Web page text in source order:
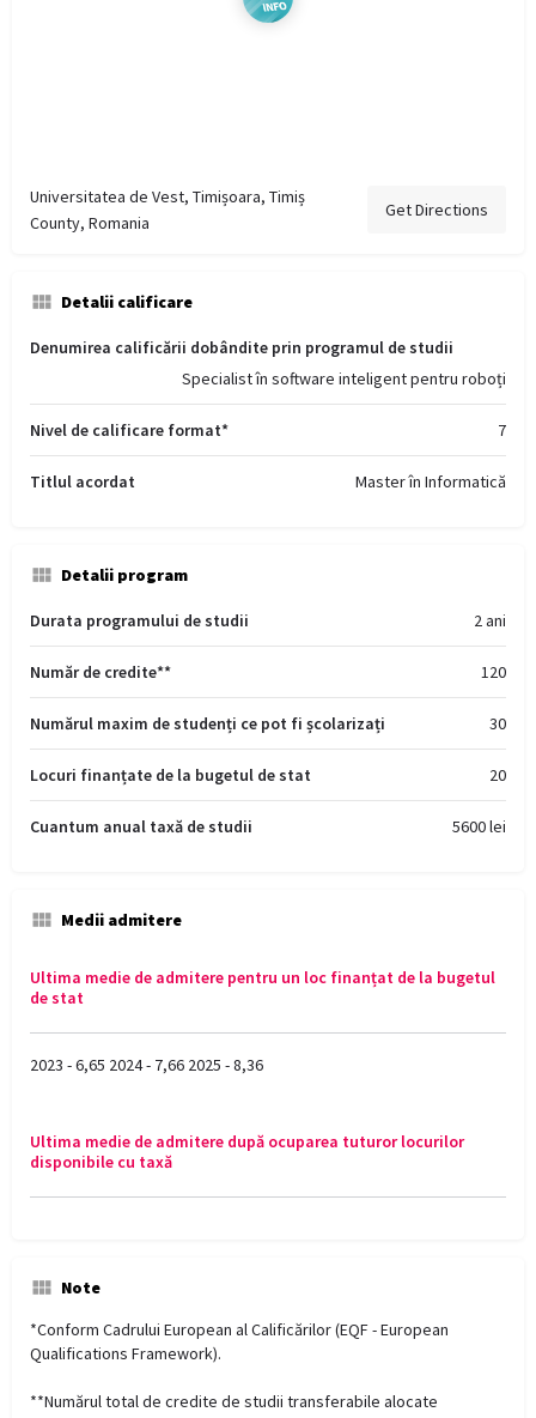
Universitatea de Vest, Timișoara, Timiș
County, Romania
Get Directions
Detalii calificare
Denumirea calificării dobândite prin programul de studii
Specialist în software inteligent pentru roboți
Nivel de calificare format* 7
Titlul acordat Master în Informatică
Detalii program
Durata programului de studii 2 ani
Număr de credite** 120
Numărul maxim de studenți ce pot fi școlarizați 30
Locuri finanțate de la bugetul de stat 20
Cuantum anual taxă de studii 5600 lei
Medii admitere
Ultima medie de admitere pentru un loc finanțat de la bugetul
de stat
2023 - 6,65 2024 - 7,66 2025 - 8,36
Ultima medie de admitere după ocuparea tuturor locurilor
disponibile cu taxă
Note
*Conform Cadrului European al Calificărilor (EQF - European
Qualifications Framework).
**Numărul total de credite de studii transferabile alocate